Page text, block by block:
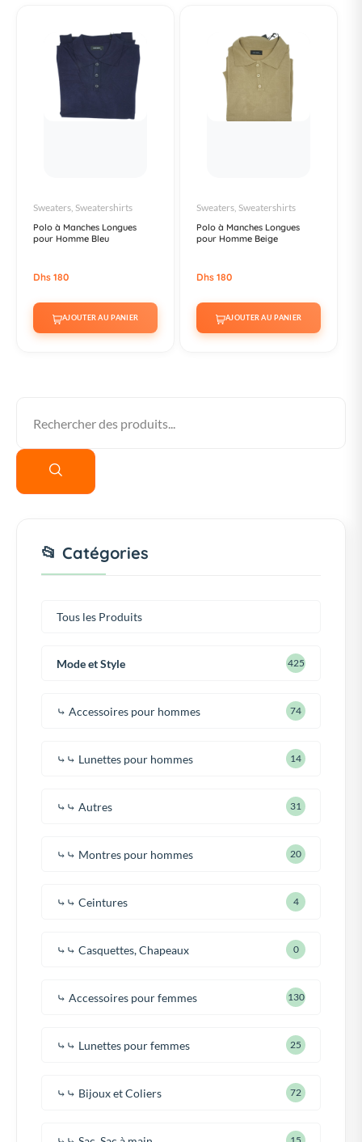
Sweaters, Sweatershirts
Polo à Manches Longues
pour Homme Bleu
Dhs 180
AJOUTER AU PANIER
Sweaters, Sweatershirts
Polo à Manches Longues
pour Homme Beige
Dhs 180
AJOUTER AU PANIER
📂 Catégories
Tous les Produits
Mode et Style 425
⤷ Accessoires pour hommes 74
⤷⤷ Lunettes pour hommes 14
⤷⤷ Autres 31
⤷⤷ Montres pour hommes 20
⤷⤷ Ceintures 4
⤷⤷ Casquettes, Chapeaux 0
⤷ Accessoires pour femmes 130
⤷⤷ Lunettes pour femmes 25
⤷⤷ Bijoux et Coliers 72